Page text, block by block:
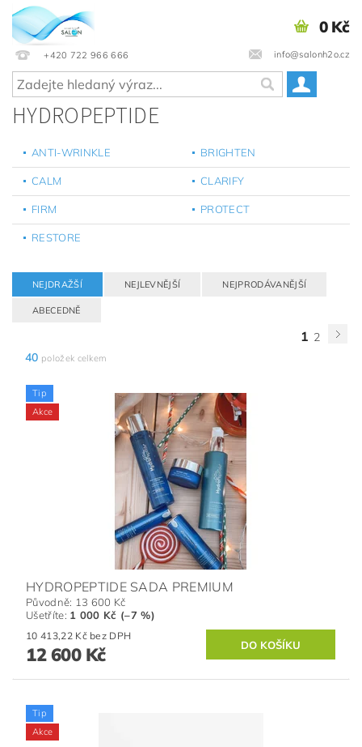
+420 722 966 666 info@salonh2o.cz
0 Kč
HYDROPEPTIDE
ANTI-WRINKLE BRIGHTEN
CALM CLARIFY
FIRM PROTECT
RESTORE
NEJDRAŽŠÍ NEJLEVNĚJŠÍ NEJPRODÁVANĚJŠÍ
ABECEDNĚ
1 2
40 položek celkem
Tip
Akce
HYDROPEPTIDE SADA PREMIUM
Původně: 13 600 Kč
Ušetříte: 1 000 Kč (–7 %)
10 413,22 Kč bez DPH
12 600 Kč
Tip
Akce